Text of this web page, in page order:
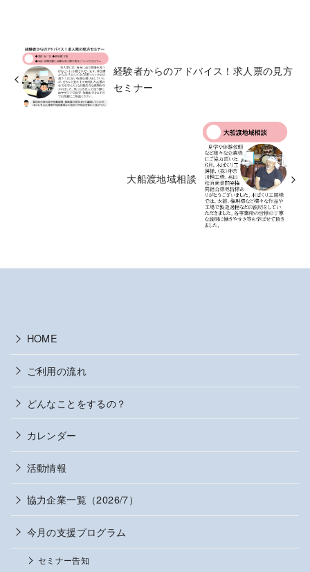
経験者からのアドバイス！求人票の見方
セミナー
大船渡地域相談
HOME
ご利用の流れ
どんなことをするの？
カレンダー
活動情報
協力企業一覧（2026/7）
今月の支援プログラム
セミナー告知